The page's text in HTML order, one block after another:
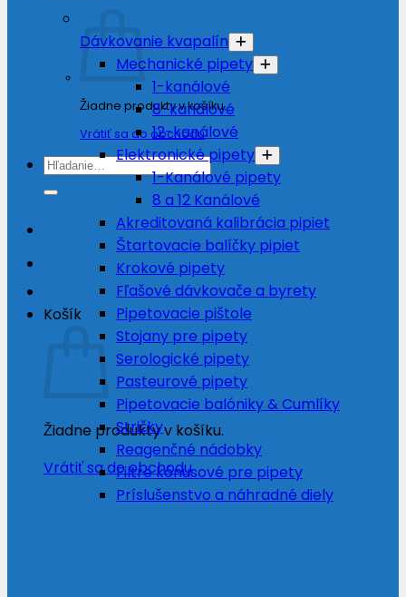
Žiadne produkty v košíku.
Vrátiť sa do obchodu
Hľadať:
Košík
Žiadne produkty v košíku.
Vrátiť sa do obchodu
Dávkovanie kvapalín
Mechanické pipety
1-kanálové
8-kanálové
12-kanálové
Elektronické pipety
1-Kanálové pipety
8 a 12 Kanálové
Akreditovaná kalibrácia pipiet
Štartovacie balíčky pipiet
Krokové pipety
Fľašové dávkovače a byrety
Pipetovacie pištole
Stojany pre pipety
Serologické pipety
Pasteurové pipety
Pipetovacie balóniky & Cumlíky
Stričky
Reagenčné nádobky
Filtre kónusové pre pipety
Príslušenstvo a náhradné diely